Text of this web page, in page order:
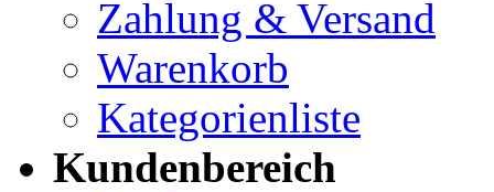
Zahlung & Versand
Warenkorb
Kategorienliste
Kundenbereich